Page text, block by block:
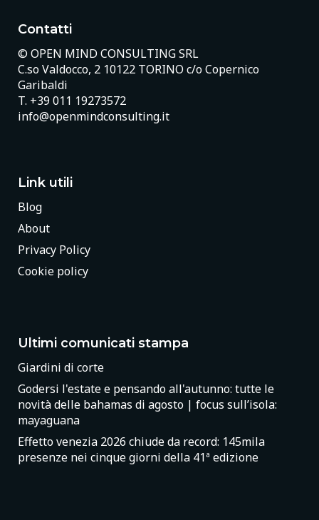
Contatti
© OPEN MIND CONSULTING SRL
C.so Valdocco, 2 10122 TORINO c/o Copernico
Garibaldi
T. +39 011 19273572
info@openmindconsulting.it
Link utili
Blog
About
Privacy Policy
Cookie policy
Ultimi comunicati stampa
Giardini di corte
Godersi l'estate e pensando all'autunno: tutte le
novità delle bahamas di agosto | focus sull’isola:
mayaguana
Effetto venezia 2026 chiude da record: 145mila
presenze nei cinque giorni della 41ª edizione